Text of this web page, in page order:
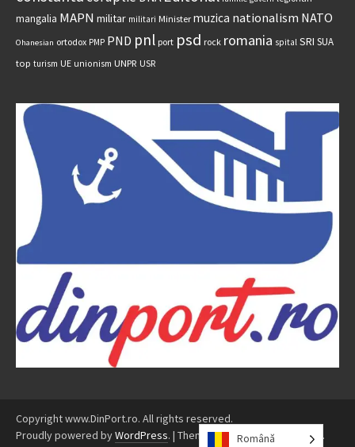
mangalia MAPN militar militari Minister muzica nationalism NATO
Ohanesian ortodox PMP PND pnl port psd rock romania spital SRI SUA
top turism UE unionism UNPR USR
Copyright www.DinPort.ro. All rights reserved.
Proudly powered byWordPress. | Theme: Awaken byThemezHut .
Română